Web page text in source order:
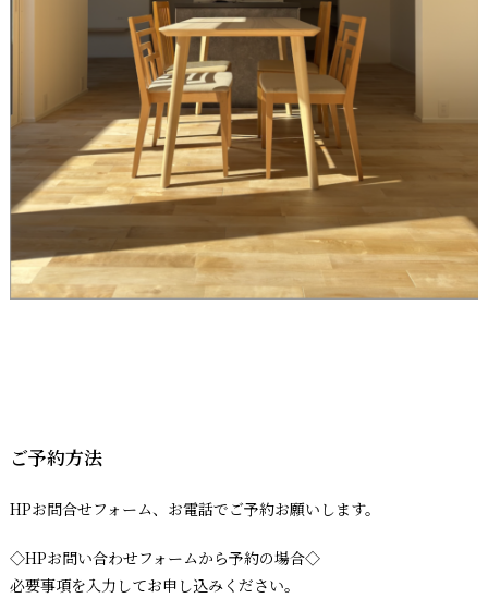
ご予約方法
HPお問合せフォーム、お電話でご予約お願いします。
◇HPお問い合わせフォームから予約の場合◇
必要事項を入力してお申し込みください。